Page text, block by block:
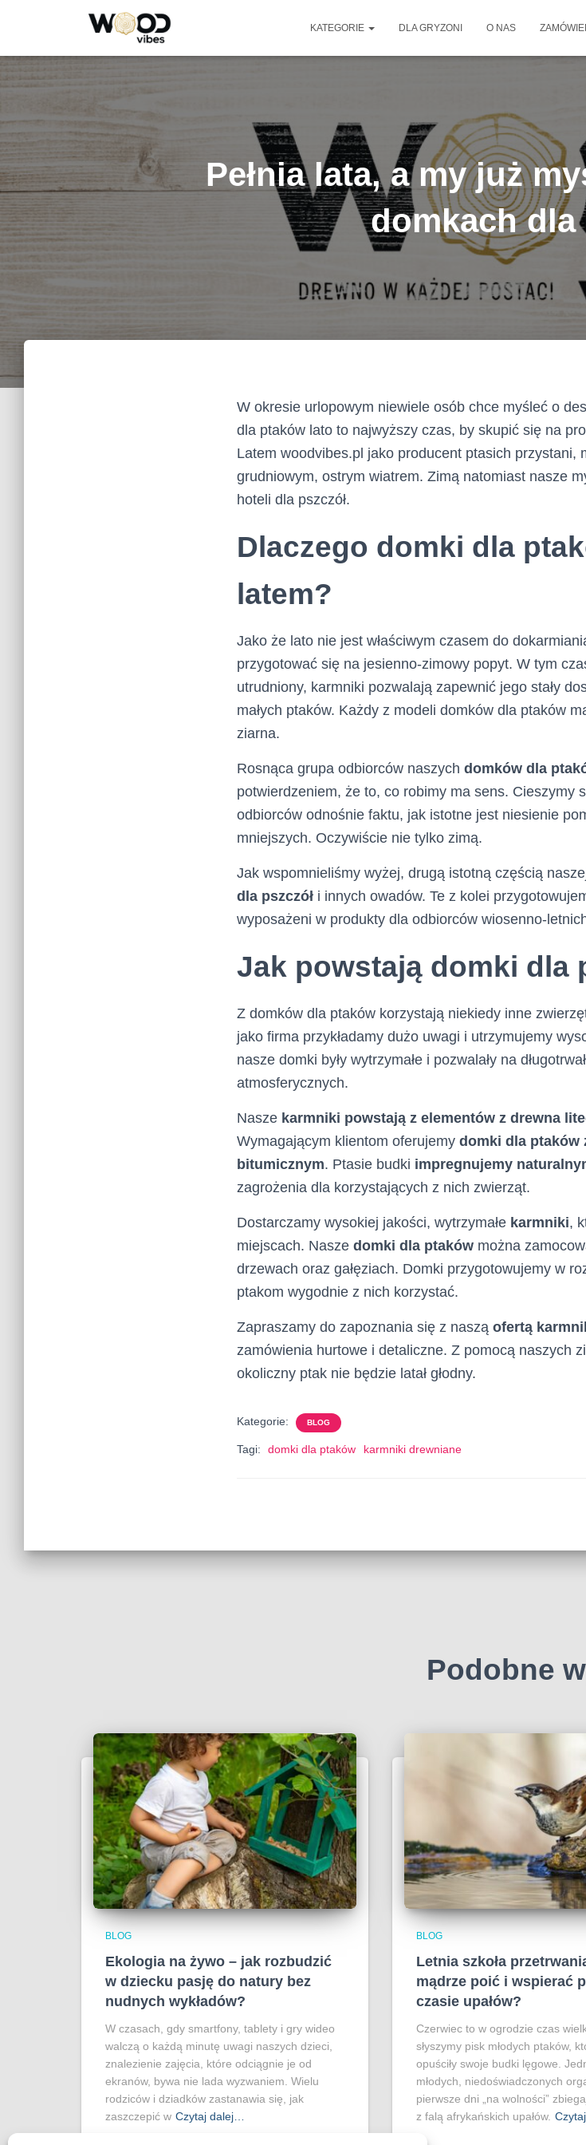
KATEGORIE DLA GRYZONI O NAS
Pełnia lata, a my już
domkach dla
W okresie urlopowym niewiele osób chce myśleć o
dla ptaków lato to najwyższy czas, by skupić się na
Latem woodvibes.pl jako producent ptasich przystani,
grudniowym, ostrym wiatrem. Zimą natomiast nasze
hoteli dla pszczół.
Dlaczego domki dla
latem?
Jako że lato nie jest właściwym czasem do
przygotować się na jesienno-zimowy popyt. W tym
utrudniony, karmniki pozwalają zapewnić jego stały
małych ptaków. Każdy z modeli domków dla ptaków
ziarna.
Rosnąca grupa odbiorców naszych domków dla
potwierdzeniem, że to, co robimy ma sens. Cieszymy
odbiorców odnośnie faktu, jak istotne jest niesienie
mniejszych. Oczywiście nie tylko zimą.
Jak wspomnieliśmy wyżej, drugą istotną częścią
dla pszczół i innych owadów. Te z kolei
wyposażeni w produkty dla odbiorców wiosenno-
Jak powstają domki dla
Z domków dla ptaków korzystają niekiedy inne
jako firma przykładamy dużo uwagi i utrzymujemy
nasze domki były wytrzymałe i pozwalały na
atmosferycznych.
Nasze karmniki powstają z elementów z drewna
Wymagającym klientom oferujemy domki dla ptaków
bitumicznym. Ptasie budki impregnujemy
zagrożenia dla korzystających z nich zwierząt.
Dostarczamy wysokiej jakości, wytrzymałe karmniki,
miejscach. Nasze domki dla ptaków można
drzewach oraz gałęziach. Domki przygotowujemy w
ptakom wygodnie z nich korzystać.
Zapraszamy do zapoznania się z naszą ofertą
zamówienia hurtowe i detaliczne. Z pomocą naszych
okoliczny ptak nie będzie latał głodny.
Kategorie: BLOG
Tagi: domki dla ptaków karmniki drewniane
Podobne
BLOG
Ekologia na żywo – jak rozbudzić
w dziecku pasję do natury bez
nudnych wykładów?
W czasach, gdy smartfony, tablety i gry wideo
walczą o każdą minutę uwagi naszych dzieci,
znalezienie zajęcia, które odciągnie je od
ekranów, bywa nie lada wyzwaniem. Wielu
rodziców i dziadków zastanawia się, jak
zaszczepić w Czytaj dalej…
BLOG
Letnia szkoła
mądrze poić i wspierać
czasie upałów?
Czerwiec to w ogrodzie czas
słyszymy pisk młodych ptaków,
opuściły swoje budki lęgowe.
młodych, niedoświadczonych
pierwsze dni „na wolności”
z falą afrykańskich upałów.